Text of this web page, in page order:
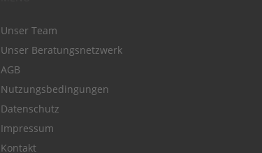
Unser Team
Unser Beratungsnetzwerk
AGB
Nutzungsbedingungen
Datenschutz
Impressum
Kontakt